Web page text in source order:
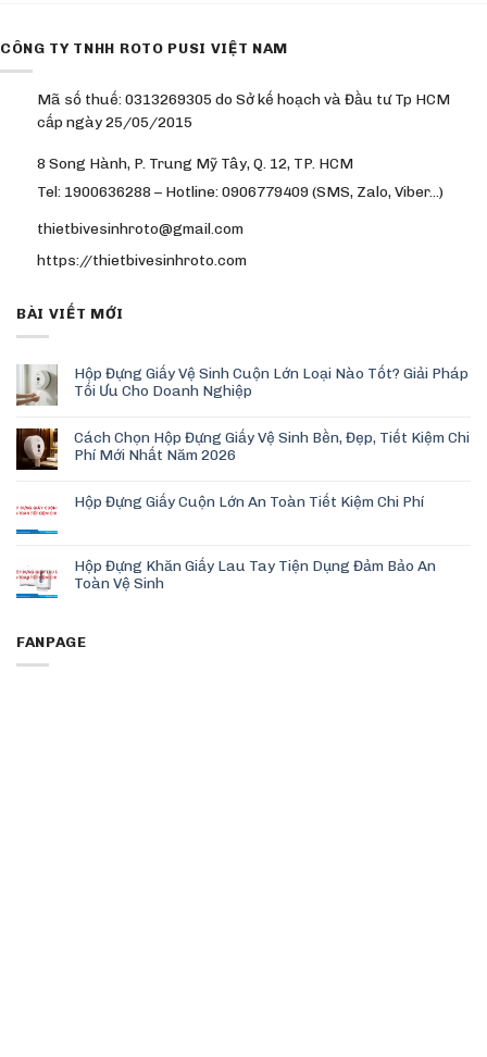
CÔNG TY TNHH ROTO PUSI VIỆT NAM
Mã số thuế: 0313269305 do Sở kế hoạch và Đầu tư Tp HCM
cấp ngày 25/05/2015
8 Song Hành, P. Trung Mỹ Tây, Q. 12, TP. HCM
Tel: 1900636288 – Hotline: 0906779409 (SMS, Zalo, Viber…)
thietbivesinhroto@gmail.com
https://thietbivesinhroto.com
BÀI VIẾT MỚI
Hộp Đựng Giấy Vệ Sinh Cuộn Lớn Loại Nào Tốt? Giải Pháp
Tối Ưu Cho Doanh Nghiệp
Cách Chọn Hộp Đựng Giấy Vệ Sinh Bền, Đẹp, Tiết Kiệm Chi
Phí Mới Nhất Năm 2026
Hộp Đựng Giấy Cuộn Lớn An Toàn Tiết Kiệm Chi Phí
Hộp Đựng Khăn Giấy Lau Tay Tiện Dụng Đảm Bảo An
Toàn Vệ Sinh
FANPAGE